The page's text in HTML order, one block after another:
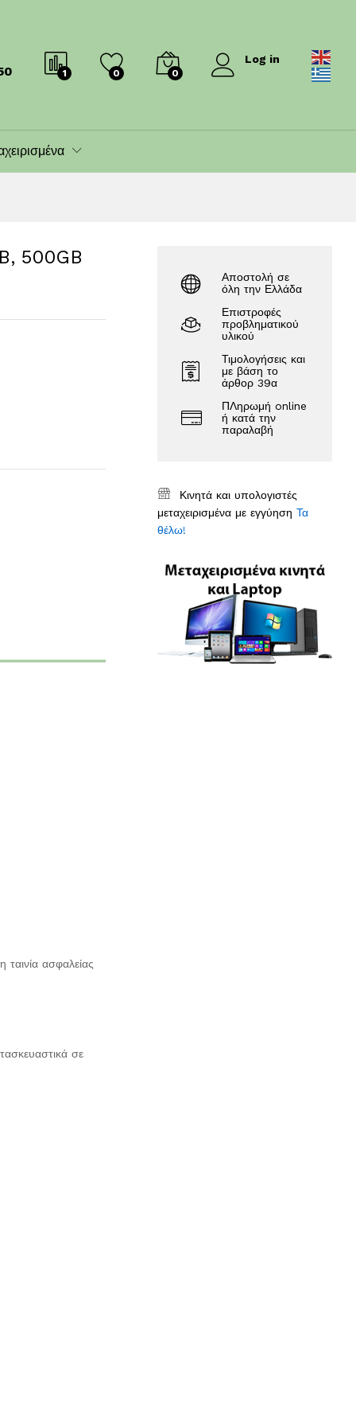
1 0 0
Log in
500GB
ασφαλείας
σε
Αποστολή σε
όλη την Ελλάδα
Επιστροφές
προβληματικού
υλικού
Τιμολογήσεις και
με βάση το
άρθορ 39α
ΠΛηρωμή online
ή κατά την
παραλαβή
Κινητά και υπολογιστές
μεταχειρισμένα με εγγύησηΤα
θέλω!